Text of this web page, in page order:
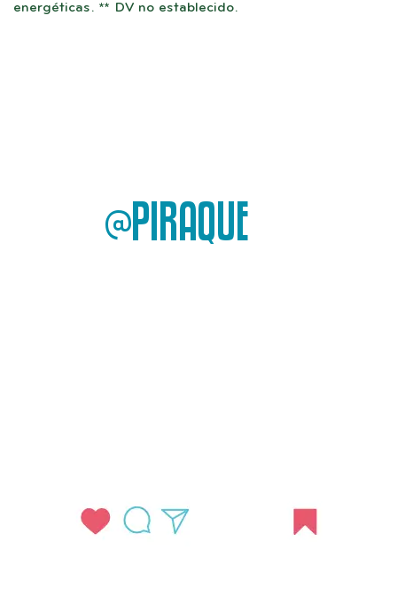
energéticas. ** DV no establecido.
@PIRAQUE